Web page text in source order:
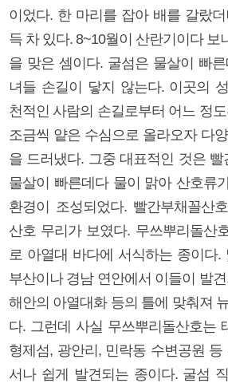
이었다. 한 마리를 잡아 배를 갈랐
득 차 있다. 8~10월이 산란기이다 보
을 맞은 셈이다. 굴섬은 물살이 빠
녀들 손길이 닿지 않는다. 이곳의
천적인 사람의 손길로부터 어느 정
조금씩 얕은 수심으로 올라오자 다
을 드러냈다. 그중 대표적인 것은 빨
물살이 빠른데다 물이 맑아 산호류
환경이 조성되었다. 빨간부채꼴산
산호 무리가 보였다. 무쓰뿌리돌산
로 아열대 바다에 서식하는 종이다.
부산이나 경남 연안에서 이들이 발
해안의 아열대화 등의 틀에 맞춰져
다. 그런데 사실 무쓰뿌리돌산호는
형제섬, 광안리, 민락동 수변공원
서나 쉽게 발견되는 종이다. 굴섬